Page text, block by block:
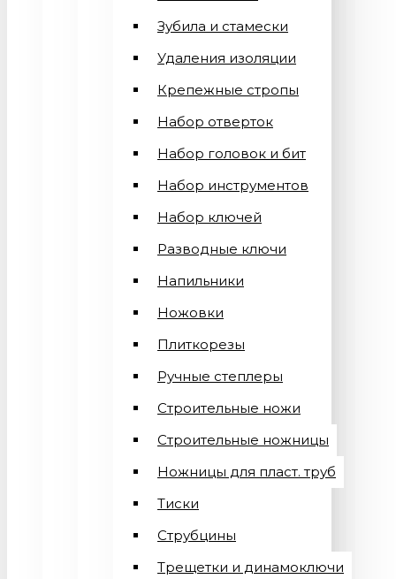
Зубила и стамески
Удаления изоляции
Крепежные стропы
Набор отверток
Набор головок и бит
Набор инструментов
Набор ключей
Разводные ключи
Напильники
Ножовки
Плиткорезы
Ручные степлеры
Строительные ножи
Строительные ножницы
Ножницы для пласт. труб
Тиски
Струбцины
Трещетки и динамоключи